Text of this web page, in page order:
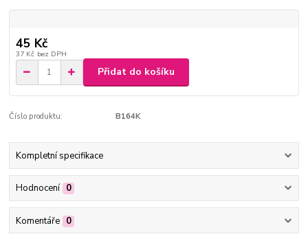
45 Kč
37 Kč bez DPH
Přidat do košíku
Číslo produktu: B164K
Kompletní specifikace
Hodnocení 0
Komentáře 0